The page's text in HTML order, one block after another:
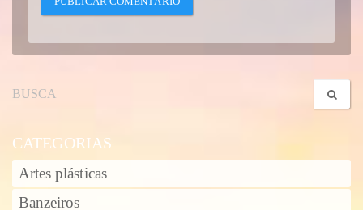
CATEGORIAS
Artes plásticas
Banzeiros